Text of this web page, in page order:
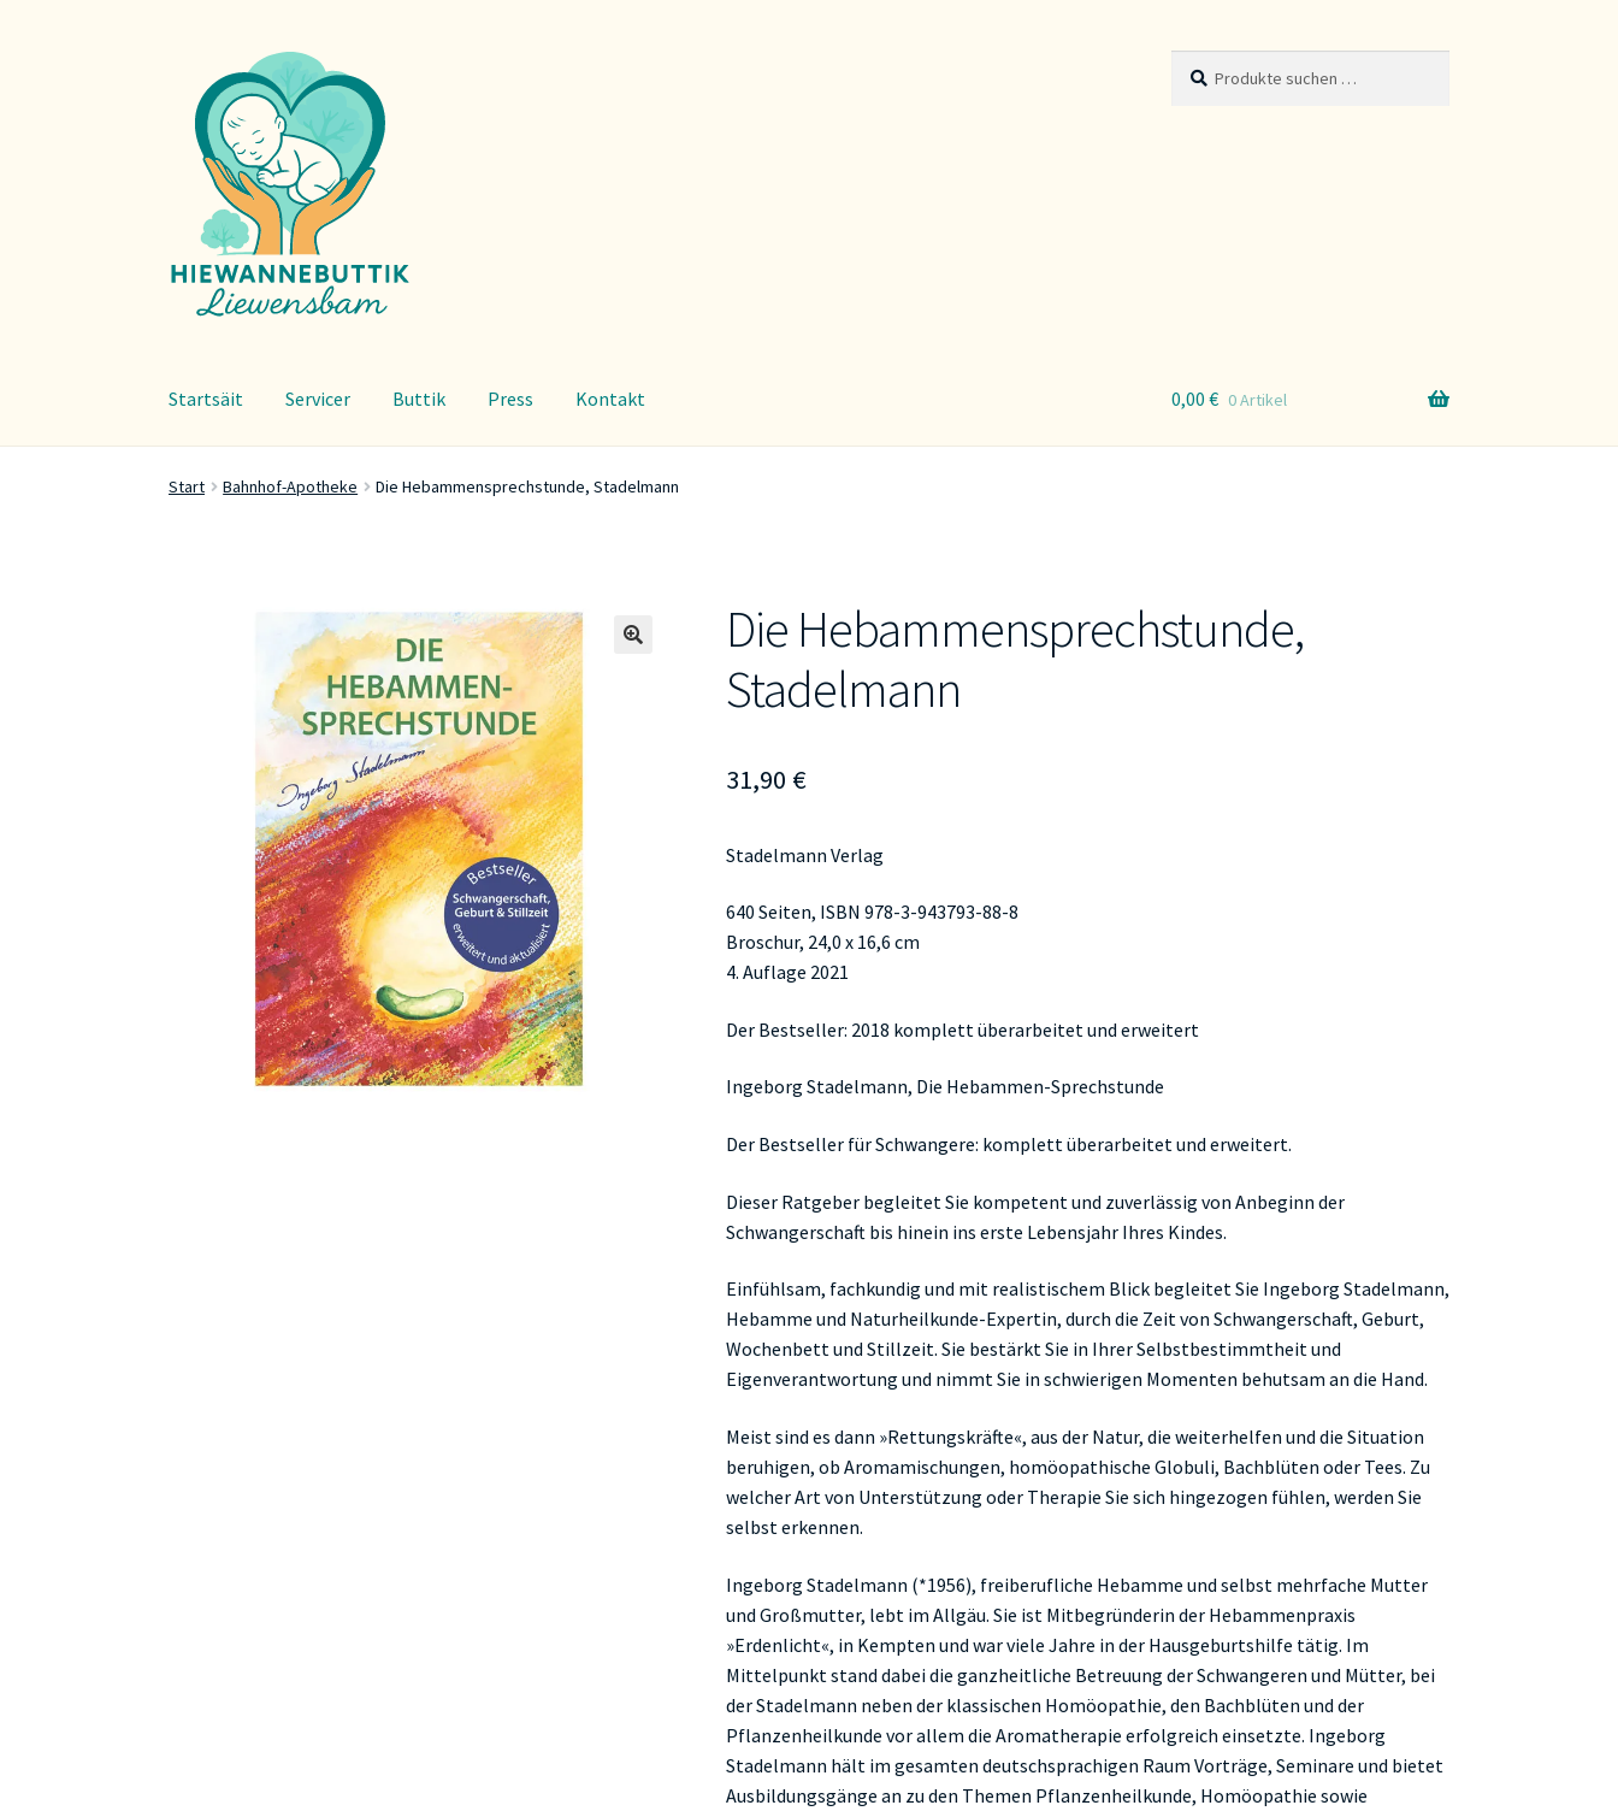
Navigation
springen
Inhalt
springen
nach:
Startsäit Servicer Buttik Press Kontakt 0,00 € 0 Artikel
Start Bahnhof-Apotheke Die Hebammensprechstunde, Stadelmann
Die Hebammensprechstunde,
Stadelmann
31,90 €
Stadelmann Verlag
640 Seiten, ISBN 978-3-943793-88-8
Broschur, 24,0 x 16,6 cm
4. Auflage 2021
Der Bestseller: 2018 komplett überarbeitet und erweitert
Ingeborg Stadelmann, Die Hebammen-Sprechstunde
Der Bestseller für Schwangere: komplett überarbeitet und erweitert.
Dieser Ratgeber begleitet Sie kompetent und zuverlässig von Anbeginn der
Schwangerschaft bis hinein ins erste Lebensjahr Ihres Kindes.
Einfühlsam, fachkundig und mit realistischem Blick begleitet Sie Ingeborg Stadelmann,
Hebamme und Naturheilkunde-Expertin, durch die Zeit von Schwangerschaft, Geburt,
Wochenbett und Stillzeit. Sie bestärkt Sie in Ihrer Selbstbestimmtheit und
Eigenverantwortung und nimmt Sie in schwierigen Momenten behutsam an die Hand.
Meist sind es dann »Rettungskräfte«, aus der Natur, die weiterhelfen und die Situation
beruhigen, ob Aromamischungen, homöopathische Globuli, Bachblüten oder Tees. Zu
welcher Art von Unterstützung oder Therapie Sie sich hingezogen fühlen, werden Sie
selbst erkennen.
Ingeborg Stadelmann (*1956), freiberufliche Hebamme und selbst mehrfache Mutter
und Großmutter, lebt im Allgäu. Sie ist Mitbegründerin der Hebammenpraxis
»Erdenlicht«, in Kempten und war viele Jahre in der Hausgeburtshilfe tätig. Im
Mittelpunkt stand dabei die ganzheitliche Betreuung der Schwangeren und Mütter, bei
der Stadelmann neben der klassischen Homöopathie, den Bachblüten und der
Pflanzenheilkunde vor allem die Aromatherapie erfolgreich einsetzte. Ingeborg
Stadelmann hält im gesamten deutschsprachigen Raum Vorträge, Seminare und bietet
Ausbildungsgänge an zu den Themen Pflanzenheilkunde, Homöopathie sowie